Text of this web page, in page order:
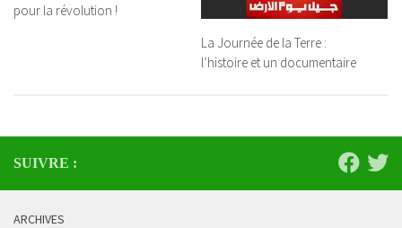
pour la révolution !
La Journée de la Terre :
l’histoire et un documentaire
SUIVRE :
ARCHIVES